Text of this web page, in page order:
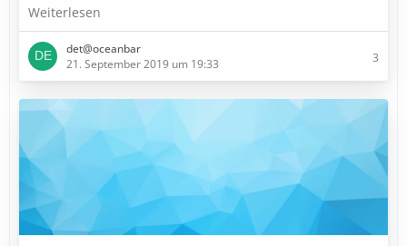
Weiterlesen
det@oceanbar
21. September 2019 um 19:33
3